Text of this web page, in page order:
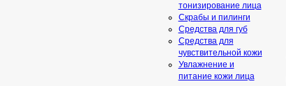
тонизирование лица
Скрабы и пилинги
Средcтва для губ
Средства для
чувствительной кожи
Увлажнение и
питание кожи лица